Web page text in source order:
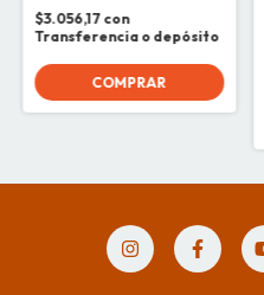
$3.056,17 con
Transferencia o depósito